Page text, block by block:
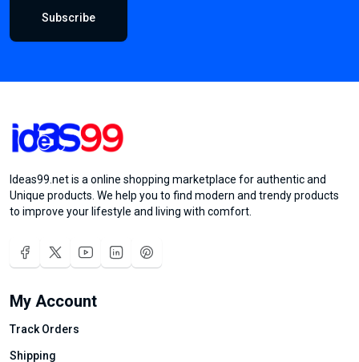
Subscribe
Ideas99.net is a online shopping marketplace for authentic and
Unique products. We help you to find modern and trendy products
to improve your lifestyle and living with comfort.
My Account
Track Orders
Shipping